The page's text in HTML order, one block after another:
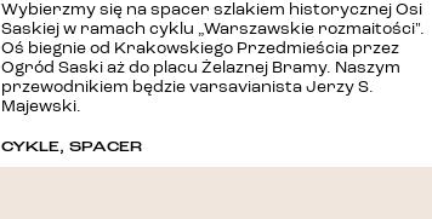
Wybierzmy się na spacer szlakiem historycznej Osi
Saskiej w ramach cyklu „Warszawskie rozmaitości".
Oś biegnie od Krakowskiego Przedmieścia przez
Ogród Saski aż do placu Żelaznej Bramy. Naszym
przewodnikiem będzie varsavianista Jerzy S.
Majewski.
CYKLE, SPACER